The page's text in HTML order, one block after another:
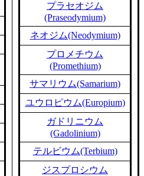
プラセオジム
(Praseodymium)
ネオジム(Neodymium)
プロメチウム
(Promethium)
サマリウム(Samarium)
ユウロピウム(Europium)
ガドリニウム
(Gadolinium)
テルビウム(Terbium)
ジスプロシウム